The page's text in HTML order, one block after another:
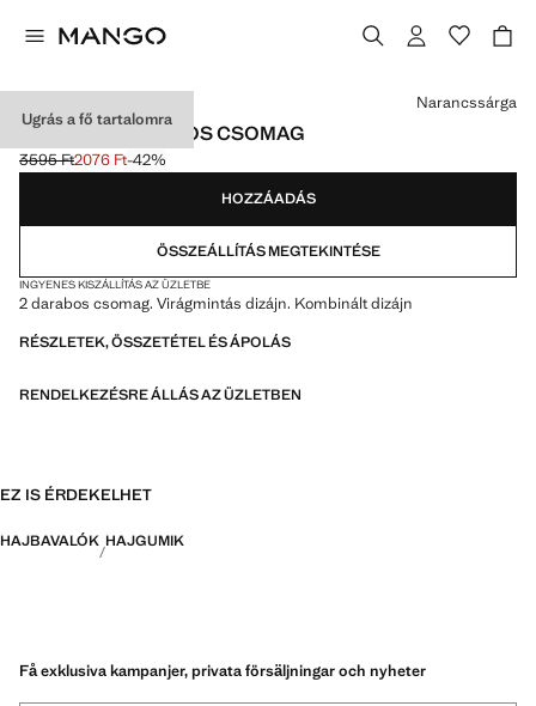
Ugrás a fő tartalomra
HAJGUMIK, 2 DB-OS CSOMAG
Kezdeti ár áthúzva [3595 Ft ]
3595 Ft
Jelenlegi ár [2076 Ft ]
2076 Ft-42%
Válassz egy színt
Narancssárga
HOZZÁADÁS
ÖSSZEÁLLÍTÁS MEGTEKINTÉSE
INGYENES KISZÁLLÍTÁS AZ ÜZLETBE
2 darabos csomag. Virágmintás dizájn. Kombinált dizájn
RÉSZLETEK, ÖSSZETÉTEL ÉS ÁPOLÁS
RENDELKEZÉSRE ÁLLÁS AZ ÜZLETBEN
EZ IS ÉRDEKELHET
HAJBAVALÓK HAJGUMIK
Få exklusiva kampanjer, privata försäljningar och nyheter